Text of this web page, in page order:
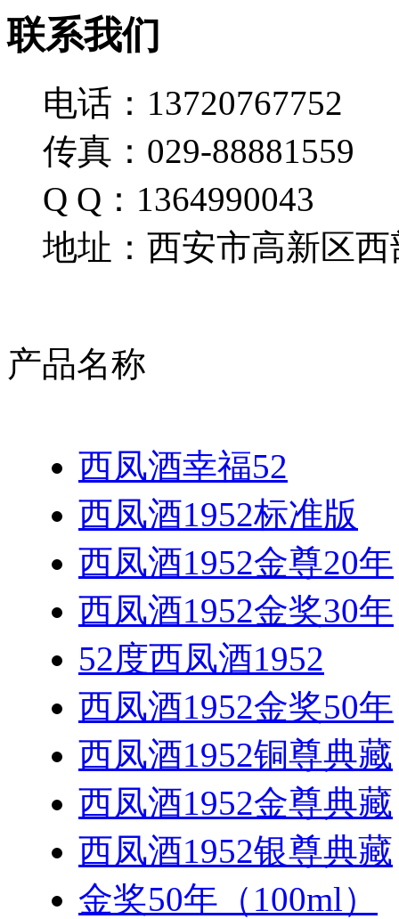
联系我们
电话：13720767752
传真：029-88881559
Q Q：1364990043
地址：西安市高新区西
产品名称
西凤酒幸福52
西凤酒1952标准版
西凤酒1952金尊20年
西凤酒1952金奖30年
52度西凤酒1952
西凤酒1952金奖50年
西凤酒1952铜尊典藏
西凤酒1952金尊典藏
西凤酒1952银尊典藏
金奖50年（100ml）